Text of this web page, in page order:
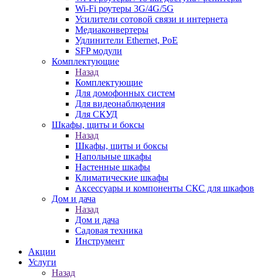
Wi-Fi роутеры 3G/4G/5G
Усилители сотовой связи и интернета
Медиаконвертеры
Удлинители Ethernet, PoE
SFP модули
Комплектующие
Назад
Комплектующие
Для домофонных систем
Для видеонаблюдения
Для СКУД
Шкафы, щиты и боксы
Назад
Шкафы, щиты и боксы
Напольные шкафы
Настенные шкафы
Климатические шкафы
Аксессуары и компоненты СКС для шкафов
Дом и дача
Назад
Дом и дача
Садовая техника
Инструмент
Акции
Услуги
Назад